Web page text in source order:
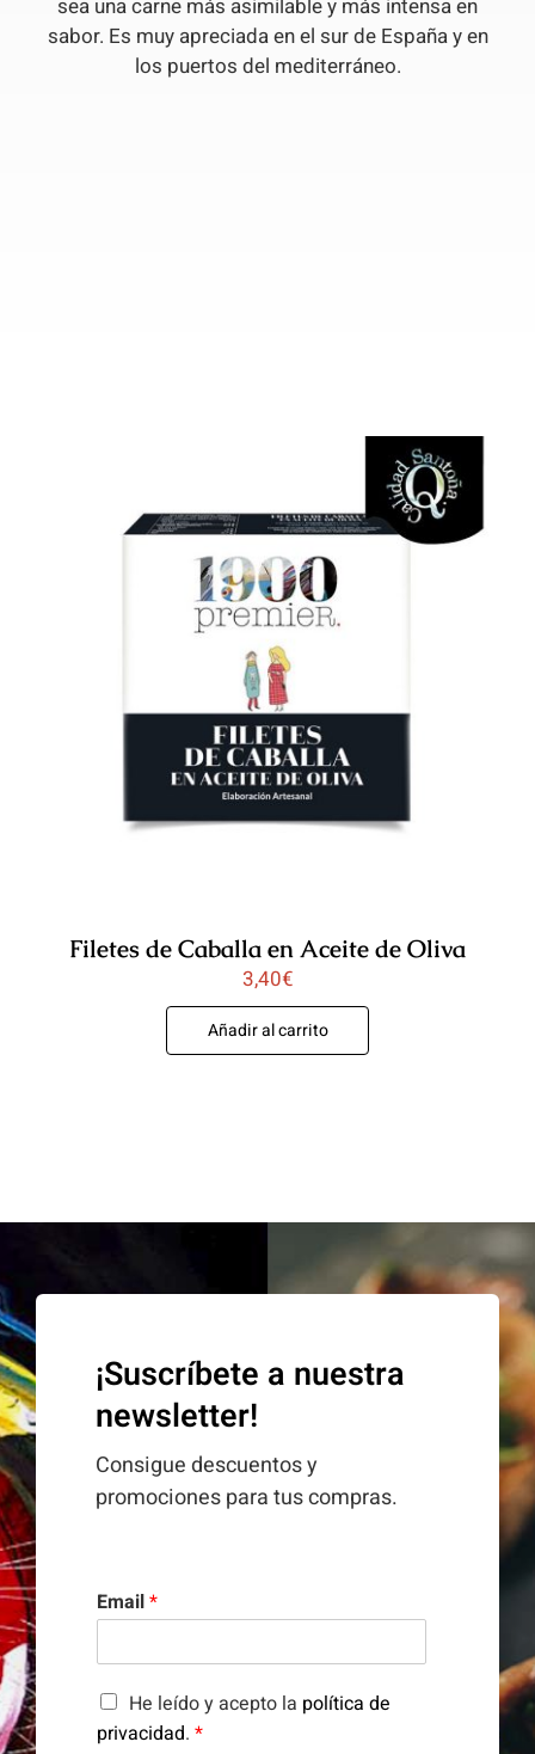
sea una carne más asimilable y más intensa en
sabor. Es muy apreciada en el sur de España y en
los puertos del mediterráneo.
Filetes de Caballa en Aceite de Oliva
3,40€
Añadir al carrito
¡Suscríbete a nuestra
newsletter!
Consigue descuentos y
promociones para tus compras.
Email*
A
c
u
He leído y acepto la política de
privacidad. *